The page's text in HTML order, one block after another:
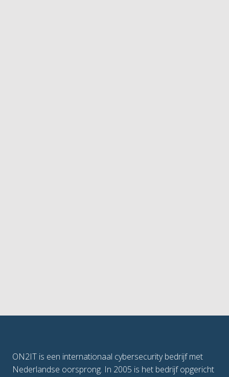
ON2IT is een internationaal cybersecurity bedrijf met
Nederlandse oorsprong. In 2005 is het bedrijf opgericht